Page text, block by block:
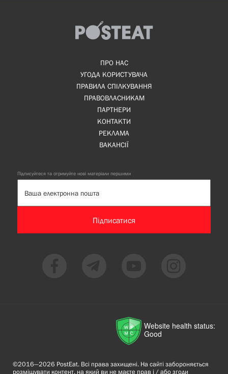
ПРО НАС
УГОДА КОРИСТУВАЧА
ПРАВИЛА СПІЛКУВАННЯ
ПРАВОВЛАСНИКАМ
ПАРТНЕРИ
КОНТАКТИ
РЕКЛАМА
ВАКАНСІЇ
Підписуйтеся та отримуйте нові матеріали першими
Підписатися
Website health status:
Good
©2016—2026 PostEat. Всі права захищені. На сайті забороняється
розміщувати контент, на який ви не маєте прав і / або згоди